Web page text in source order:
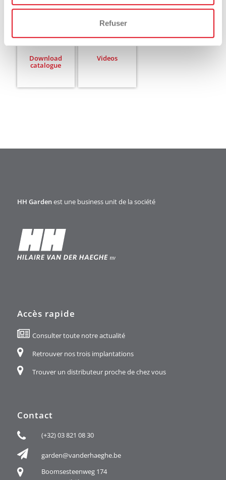
Refuser
Download
catalogue
Videos
HH Gardenest une business unit de la société
Accès rapide
Consulter toute notre actualité
Retrouver nos trois implantations
Trouver un distributeur proche de chez vous
Contact
(+32) 03 821 08 30
garden@vanderhaeghe.be
Boomsesteenweg 174